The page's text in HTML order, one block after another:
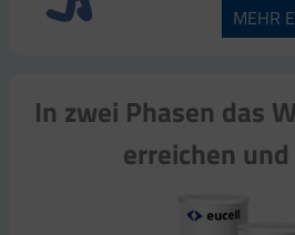
MEHR
In zwei Phasen das
erreichen